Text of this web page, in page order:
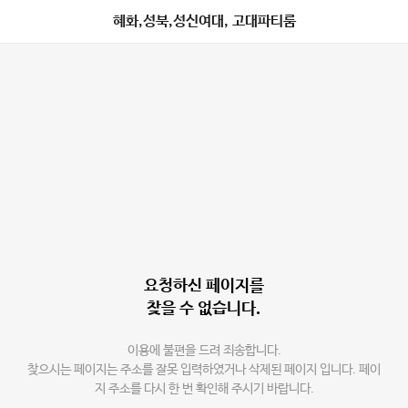
혜화,성북,성신여대, 고대파티룸
요청하신 페이지를
찾을 수 없습니다.
이용에 불편을 드려 죄송합니다.
찾으시는 페이지는 주소를 잘못 입력하였거나 삭제된 페이지 입니다. 페이
지 주소를 다시 한 번 확인해 주시기 바랍니다.